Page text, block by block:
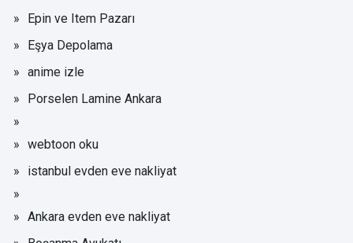
Epin ve Item Pazarı
Eşya Depolama
anime izle
Porselen Lamine Ankara
webtoon oku
istanbul evden eve nakliyat
Ankara evden eve nakliyat